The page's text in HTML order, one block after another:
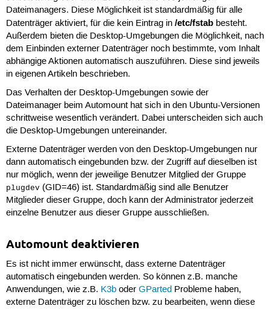
Dateimanagers. Diese Möglichkeit ist standardmäßig für alle
Datenträger aktiviert, für die kein Eintrag in /etc/fstabbesteht.
Außerdem bieten die Desktop-Umgebungen die Möglichkeit, nach
dem Einbinden externer Datenträger noch bestimmte, vom Inhalt
abhängige Aktionen automatisch auszuführen. Diese sind jeweils
in eigenen Artikeln beschrieben.
Das Verhalten der Desktop-Umgebungen sowie der
Dateimanager beim Automount hat sich in den Ubuntu-Versionen
schrittweise wesentlich verändert. Dabei unterscheiden sich auch
die Desktop-Umgebungen untereinander.
Externe Datenträger werden von den Desktop-Umgebungen nur
dann automatisch eingebunden bzw. der Zugriff auf dieselben ist
nur möglich, wenn der jeweilige Benutzer Mitglied der Gruppe
plugdev(GID=46) ist. Standardmäßig sind alle Benutzer
Mitglieder dieser Gruppe, doch kann der Administrator jederzeit
einzelne Benutzer aus dieser Gruppe ausschließen.
Automount deaktivieren
Es ist nicht immer erwünscht, dass externe Datenträger
automatisch eingebunden werden. So können z.B. manche
Anwendungen, wie z.B. K3boder GPartedProbleme haben,
externe Datenträger zu löschen bzw. zu bearbeiten, wenn diese